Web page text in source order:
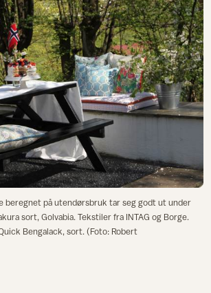
beregnet på utendørsbruk tar seg godt ut under
sort, Golvabia. Tekstiler fra INTAG og Borge.
Bengalack, sort. (Foto: Robert